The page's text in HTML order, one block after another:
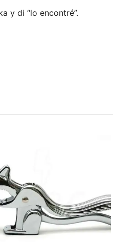
y di “lo encontré”.